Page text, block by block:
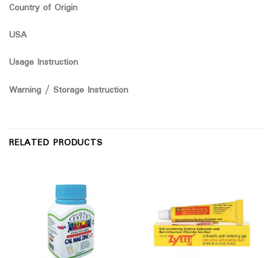
Country of Origin
USA
Usage Instruction
Warning / Storage Instruction
RELATED PRODUCTS